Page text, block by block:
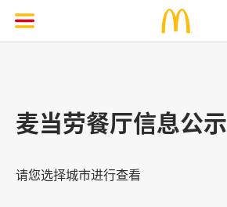
麦当劳餐厅信息公示
请您选择城市进行查看